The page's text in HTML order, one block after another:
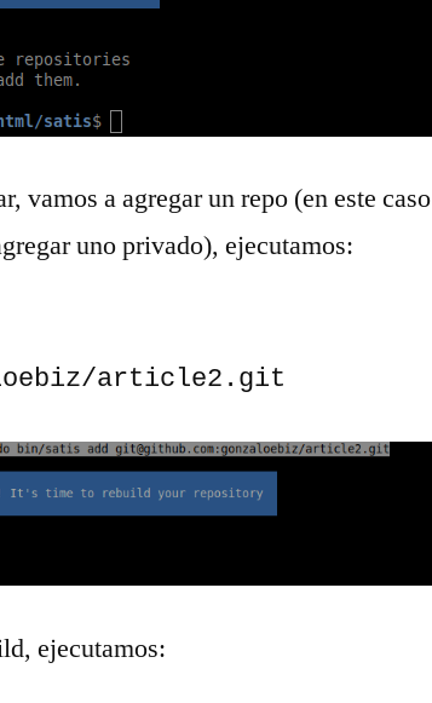
vamos a agregar un repo (en este caso
uno privado), ejecutamos:
article2.git
ejecutamos: